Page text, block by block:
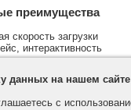
преимущества
скорость загрузки
интерактивность
рекламу
больших файлов
данных на нашем сайте
с